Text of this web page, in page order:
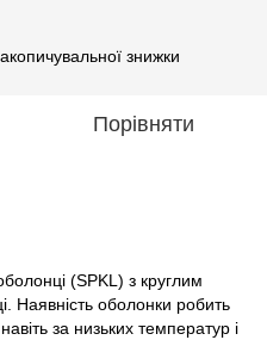
знижки
Порівняти
(SPKL) з круглим
Наявність оболонки робить
за низьких температур і